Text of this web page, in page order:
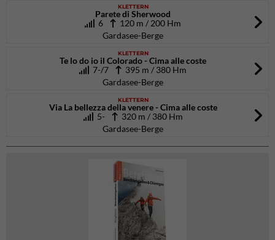
KLETTERN
Parete di Sherwood
6
120 m / 200 Hm
Gardasee-Berge
KLETTERN
Te lo do io il Colorado - Cima alle coste
7-/7
395 m / 380 Hm
Gardasee-Berge
KLETTERN
Via La bellezza della venere - Cima alle coste
5- 320 m / 380 Hm
Gardasee-Berge